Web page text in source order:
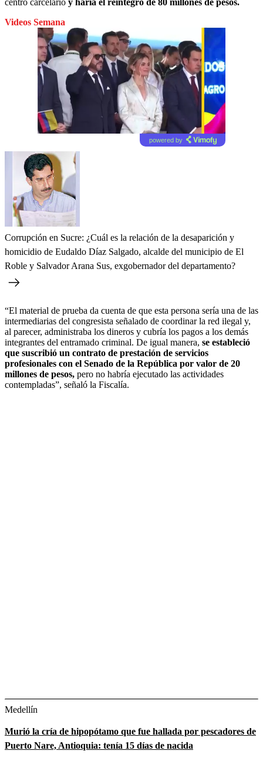
Videos Semana
powered by
Corrupción en Sucre: ¿Cuál es la relación de la desaparición y
homicidio de Eudaldo Díaz Salgado, alcalde del municipio de El
Roble y Salvador Arana Sus, exgobernador del departamento?
“El material de prueba da cuenta de que esta persona sería una de las
intermediarias del congresista señalado de coordinar la red ilegal y,
al parecer, administraba los dineros y cubría los pagos a los demás
integrantes del entramado criminal. De igual manera, se estableció
que suscribió un contrato de prestación de servicios
profesionales con el Senado de la República por valor de 20
millones de pesos, pero no habría ejecutado las actividades
contempladas”, señaló la Fiscalía.
Medellín
Murió la cría de hipopótamo que fue hallada por pescadores de
Puerto Nare, Antioquia: tenía 15 días de nacida